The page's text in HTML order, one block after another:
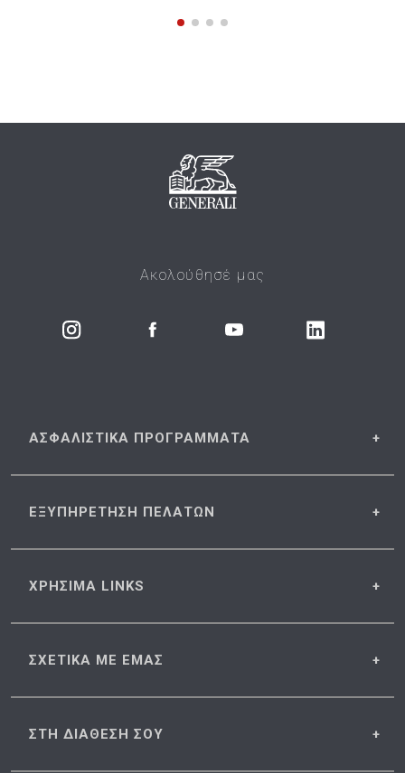
Ακολούθησέ μας
ΑΣΦΑΛΙΣΤΙΚΑ ΠΡΟΓΡΑΜΜΑΤΑ
ΕΞΥΠΗΡΕΤΗΣΗ ΠΕΛΑΤΩΝ
ΧΡΗΣΙΜΑ LINKS
ΣΧΕΤΙΚΑ ΜΕ ΕΜΑΣ
ΣΤΗ ΔΙΑΘΕΣΗ ΣΟΥ